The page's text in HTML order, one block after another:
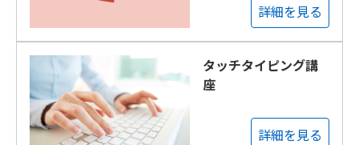
詳細を見る
タッチタイピング講
座
詳細を見る